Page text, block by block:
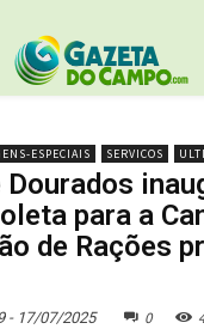
ESPECIAIS SERVICOS
Dourados
para a
de Rações
- 17/07/2025 0